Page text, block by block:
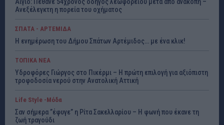
Αίγιο: Πέθανε 54χρονος οδηγός λεωφορείου μετά από ανακοπή –
Ανεξέλεγκτη η πορεία του οχήματος
ΣΠΑΤΑ - ΑΡΤΕΜΙΔΑ
Η ενημέρωση του Δήμου Σπάτων Αρτέμιδος… με ένα κλικ!
ΤΟΠΙΚΑ ΝΕΑ
Υδροφόρες Γιώργος στο Πικέρμι – Η πρώτη επιλογή για αξιόπιστη
τροφοδοσία νερού στην Ανατολική Αττική
Life Style -Μόδα
Σαν σήμερα ”έφυγε” η Ρίτα Σακελλαρίου – Η φωνή που έκανε τη
ζωή τραγούδι